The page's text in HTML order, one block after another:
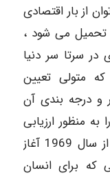
از بار اقتصادی
تحمیل می شود ،
سرتا سر دنیا
متولی تعیین
و درجه بندی آن
منظور ارزیابی
خطرات سرطانزایی عوامل و مشاغل از سال 1969 آغاز
که برای انسان